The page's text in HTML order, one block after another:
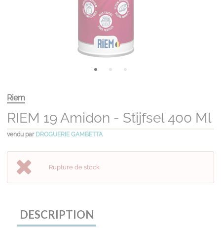
Riem
RIEM 19 Amidon - Stijfsel 400 Ml
vendu par DROGUERIE GAMBETTA
Rupture de stock
DESCRIPTION